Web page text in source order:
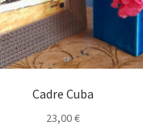
Cadre Cuba
23,00€